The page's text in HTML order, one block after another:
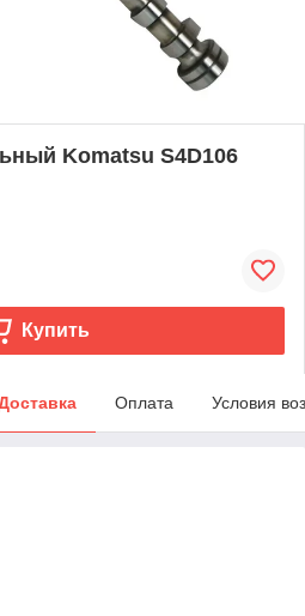
Komatsu S4D106
Купить
Оплата Условия